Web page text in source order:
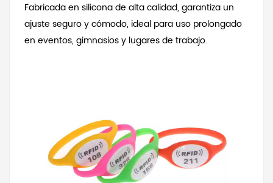
Fabricada en silicona de alta calidad, garantiza un
ajuste seguro y cómodo, ideal para uso prolongado
en eventos, gimnasios y lugares de trabajo.